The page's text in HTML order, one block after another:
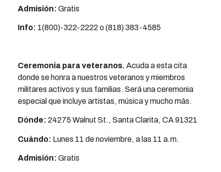
Admisión: Gratis
Info: 1(800)-322-2222 o (818) 383-4585
Ceremonia para veteranos. Acuda a esta cita
donde se honra a nuestros veteranos y miembros
militares activos y sus familias. Será una ceremonia
especial que incluye artistas, música y mucho más.
Dónde: 24275 Walnut St., Santa Clarita, CA 91321
Cuándo: Lunes 11 de noviembre, a las 11 a.m.
Admisión: Gratis